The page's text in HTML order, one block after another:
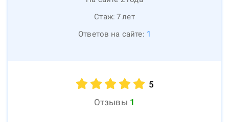
Стаж: 7лет
Ответов на сайте: 1
5
Отзывы 1